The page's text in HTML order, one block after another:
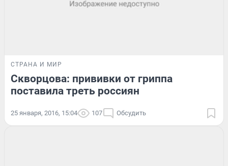
СТРАНА И МИР
Скворцова: прививки от гриппа
поставила треть россиян
25 января, 2016, 15:04 107 Обсудить